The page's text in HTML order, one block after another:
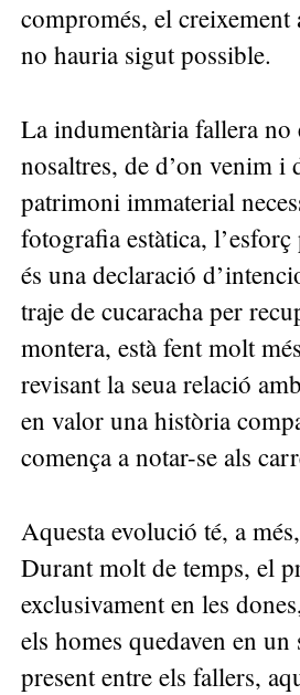
compromés, el
no hauria sigut possible.
La indumentària fallera no
nosaltres, de d’on venim
patrimoni immaterial
fotografia estàtica,
és una declaració
traje de cucaracha per
montera, està fent molt
revisant la seua relació
en valor una història
comença a notar-se als
Aquesta evolució té, a
Durant molt de temps, el
exclusivament en les
els homes quedaven en
present entre els fallers,